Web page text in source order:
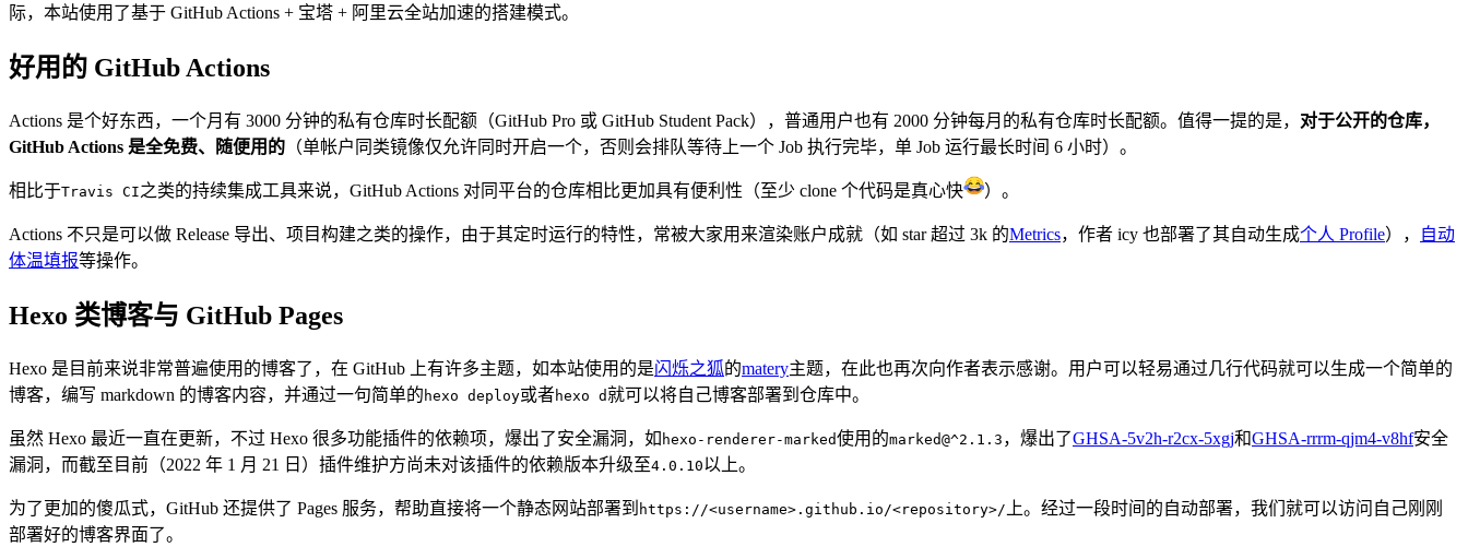
际，本站使用了基于 GitHub Actions + 宝塔 + 阿里云全站加速的搭建模式。
好用的 GitHub Actions
Actions 是个好东西，一个月有 3000 分钟的私有仓库时长配额（GitHub Pro 或 GitHub Student Pack），普通用户也有 2000 分钟每月的私有仓库时长配额。值得一提的是， 对于公开的仓库，
GitHub Actions 是全免费、随便用的 （单帐户同类镜像仅允许同时开启一个，否则会排队等待上一个 Job 执行完毕，单 Job 运行最长时间 6 小时）。
相比于Travis CI之类的持续集成工具来说，GitHub Actions 对同平台的仓库相比更加具有便利性（至少 clone 个代码是真心快😂）。
Actions 不只是可以做 Release 导出、项目构建之类的操作，由于其定时运行的特性，常被大家用来渲染账户成就（如 star 超过 3k 的Metrics，作者 icy 也部署了其自动生成个人 Profile），
自动
体温填报等操作。
Hexo 类博客与 GitHub Pages
Hexo 是目前来说非常普遍使用的博客了，在 GitHub 上有许多主题，如本站使用的是闪烁之狐的matery主题，在此也再次向作者表示感谢。用户可以轻易通过几行代码就可以生成一个简单的
博客，编写 markdown 的博客内容，并通过一句简单的 hexo deploy或者hexo d就可以将自己博客部署到仓库中。
虽然 Hexo 最近一直在更新，不过 Hexo 很多功能插件的依赖项，爆出了安全漏洞，如 hexo-renderer-marked使用的marked@^2.1.3 ，爆出了GHSA-5v2h-r2cx-5xgj和GHSA-rrrm-qjm4-v8hf安全
漏洞，而截至目前（2022 年 1 月 21 日）插件维护方尚未对该插件的依赖版本升级至4.0.10以上。
为了更加的傻瓜式，GitHub 还提供了 Pages 服务，帮助直接将一个静态网站部署到 https://<username>.github.io/<repository>/ 上。经过一段时间的自动部署，我们就可以访问自己刚刚
部署好的博客界面了。